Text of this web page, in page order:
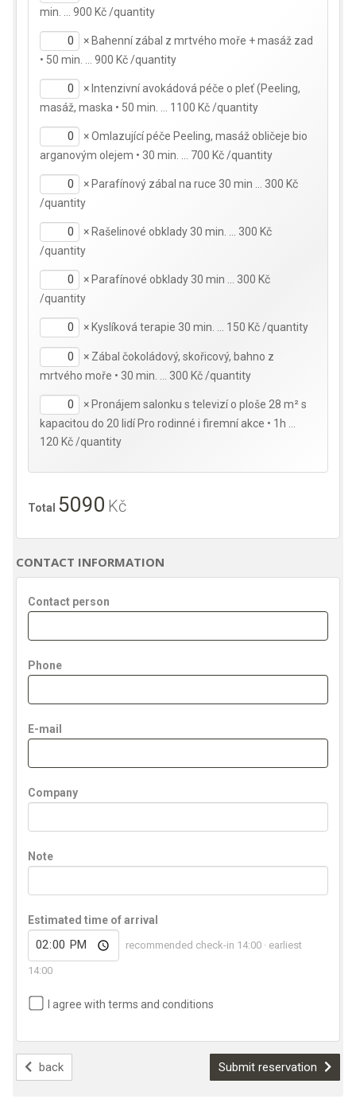
min. … 900 Kč /quantity
× Bahenní zábal z mrtvého moře + masáž zad
• 50 min. … 900 Kč /quantity
× Intenzivní avokádová péče o pleť (Peeling,
masáž, maska • 50 min. … 1100 Kč /quantity
×Omlazující péče Peeling, masáž obličeje bio
arganovým olejem • 30 min. … 700 Kč /quantity
× Parafínový zábal na ruce 30 min … 300 Kč
/quantity
× Rašelinové obklady 30 min. … 300 Kč
/quantity
× Parafínové obklady 30 min … 300 Kč
/quantity
× Kyslíková terapie 30 min. … 150 Kč /quantity
× Zábal čokoládový, skořicový, bahno z
mrtvého moře • 30 min. … 300 Kč /quantity
× Pronájem salonku s televizí o ploše 28 m² s
kapacitou do 20 lidí Pro rodinné i firemní akce • 1h …
120 Kč /quantity
Total 5090 Kč
CONTACT INFORMATION
Contact person
Phone
E-mail
Company
Note
Estimated time of arrival
recommended check-in 14:00 · earliest
14:00
I agree with terms and conditions
Submit reservation
back